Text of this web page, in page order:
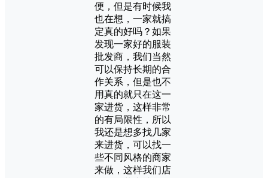
便，但是有时候我
也在想，一家就搞
定真的好吗？如果
发现一家好的服装
批发商，我们当然
可以保持长期的合
作关系，但是也不
用真的就只在这一
家进货，这样非常
的有局限性，所以
我还是想多找几家
来进货，可以找一
些不同风格的商家
来做，这样我们店